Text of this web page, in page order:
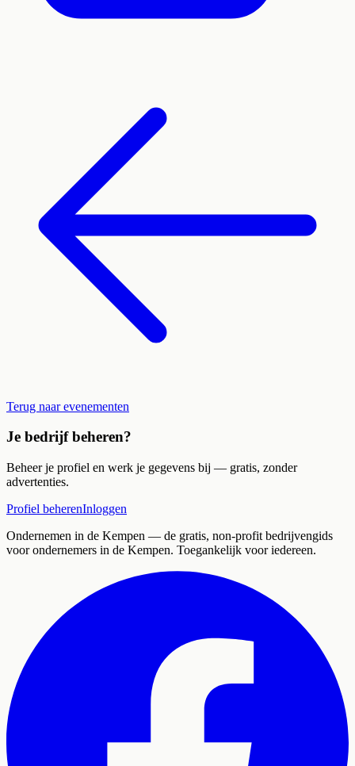
Terug naar evenementen
Je bedrijf beheren?
Beheer je profiel en werk je gegevens bij — gratis, zonder
advertenties.
Profiel beherenInloggen
Ondernemen in de Kempen — de gratis, non-profit bedrijvengids
voor ondernemers in de Kempen. Toegankelijk voor iedereen.